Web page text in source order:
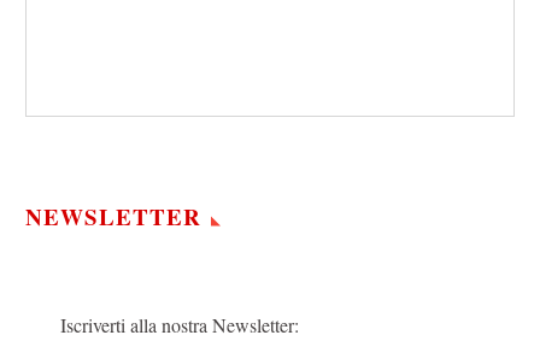
NEWSLETTER
Iscriverti alla nostra Newsletter: